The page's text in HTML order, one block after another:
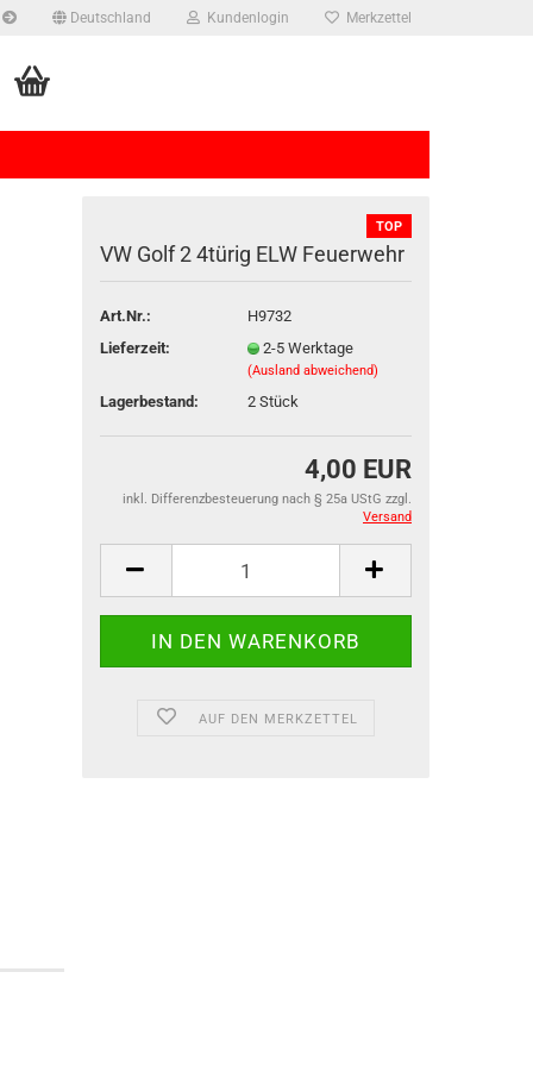
Deutschland Kundenlogin Merkzettel
TOP
VW Golf 2 4türig ELW Feu­er­wehr
Art.Nr.:
H9732
Lieferzeit:
2-5 Werktage
(Ausland abweichend)
Lagerbestand: 2 Stück
4,00 EUR
inkl. Differenzbesteuerung nach § 25a UStG zzgl.
Versand
AUF DEN MERKZETTEL